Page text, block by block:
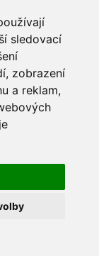
sledovací
zobrazení
a reklam,